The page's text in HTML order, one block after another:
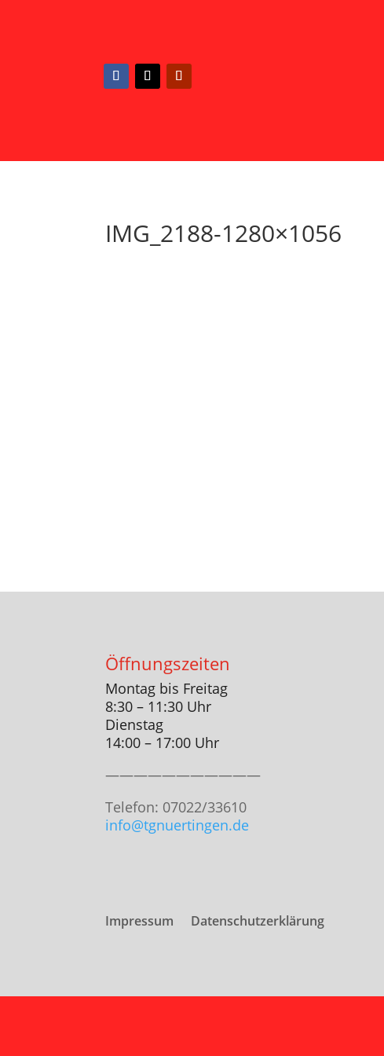
IMG_2188-1280×1056
Öffnungszeiten
Montag bis Freitag
8:30 – 11:30 Uhr
Dienstag
14:00 – 17:00 Uhr
———————————
Telefon: 07022/33610
info@tgnuertingen.de
Impressum Datenschutzerklärung